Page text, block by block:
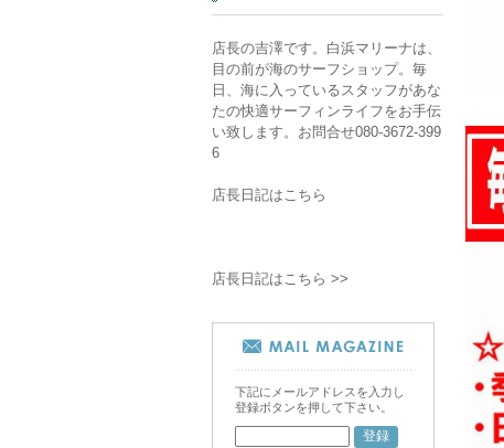
店長の吉澤です。白浜マリーナは、
目の前が海のサーフショップ。毎
日、海に入っているスタッフがあな
たの快適サーフィンライフをお手伝
い致します。お問合せ080-3672-399
6
店長日記はこちら
店長日記はこちら >>
下記にメールアドレスを入力し
登録ボタンを押して下さい。